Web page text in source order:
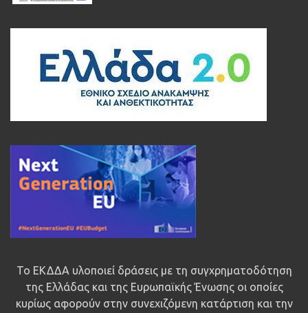
Το ΕΚΔΔΑ υλοποιεί δράσεις με τη συγχρηματοδότηση
της Ελλάδας και της Ευρωπαϊκής Ένωσης οι οποίες
κυρίως αφορούν στην συνεχιζόμενη κατάρτιση και την